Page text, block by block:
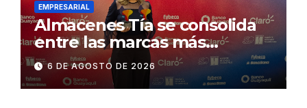
EMPRESARIAL
Almacenes Tía se consolida
entre las marcas más
influyentes del Ecuador
6 DE AGOSTO DE 2026